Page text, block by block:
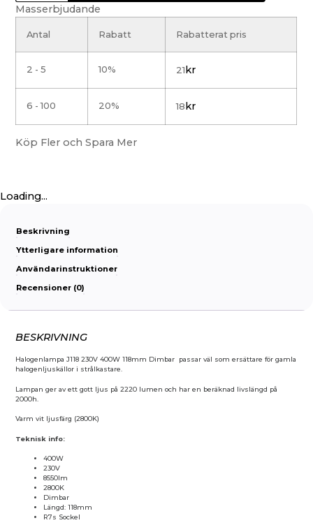
Masserbjudande
Antal Rabatt Rabatterat pris
2 - 5 10% 21kr
6 - 100 20% 18kr
Köp Fler och Spara Mer
Loading...
Beskrivning
Ytterligare information
Användarinstruktioner
Recensioner (0)
BESKRIVNING
Halogenlampa J118 230V 400W 118mm Dimbar passar väl som ersättare för gamla
halogenljuskällor i strålkastare.
Lampan ger av ett gott ljus på 2220 lumen och har en beräknad livslängd på
2000h.
Varm vit ljusfärg (2800K)
Teknisk info:
400W
230V
8550lm
2800K
Dimbar
Längd: 118mm
R7s Sockel